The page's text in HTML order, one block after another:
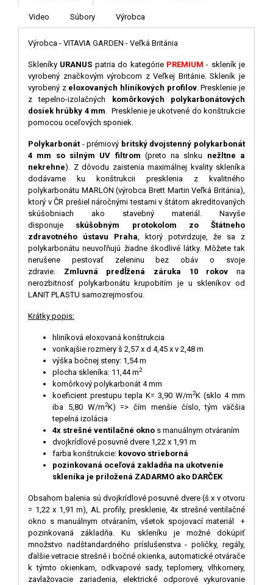
Video Súbory Výrobca
Výrobca - VITAVIA GARDEN - Veľká Británia
Skleníky URANUS patria do kategórie PREMIUM - skleník je
vyrobený značkovým výrobcom z Veľkej Británie. Skleník je
vyrobený z eloxovaných hliníkových profilov.Presklenie je
z tepelno-izolačných
komôrkových polykarbonátových
dosiek hrúbky 4 mm . Presklenie je ukotvené do konštrukcie
pomocou oceľových sponiek.
Polykarbonát - prémiový britský dvojstenný polykarbonát
4 mm so silným UV filtrom (preto na slnku nežltne a
nekrehne). Z dôvodu zaistenia maximálnej kvality skleníka
dodávame ku konštrukcii presklenia z kvalitného
polykarbonátu MARLON (výrobca Brett Martin Veľká Británia),
ktorý v ČR prešiel náročnými testami v štátom akreditovaných
skúšobniach ako stavebný materiál. Navyše
disponuje skúšobným protokolom zo Štátneho
zdravotného ústavu Praha , ktorý potvrdzuje, že sa z
polykarbonátu neuvoľňujú žiadne škodlivé látky. Môžete tak
nerušene pestovať zeleninu bez obáv o svoje
zdravie. Zmluvná predĺžená záruka 10 rokov na
nerozbitnosť polykarbonátu krupobitím je u skleníkov od
LANIT PLASTU samozrejmosťou.
Krátky popis:
hliníková eloxovaná konštrukcia
vonkajšie rozmery š 2,57 x d 4,45 x v 2,48 m
výška bočnej steny: 1,54 m
plocha skleníka: 11,44 m2
komôrkový polykarbonát 4 mm
koeficient prestupu tepla K= 3,90 W/m2K (sklo 4 mm
iba 5,80 W/m2K) => čím menšie číslo, tým väčšia
tepelná izolácia
4x strešné ventilačné okno s manuálnym otváraním
dvojkrídlové posuvné dvere 1,22 x 1,91 m
farba konštrukcie: kovovo strieborná
pozinkovaná oceľová zakladňa na ukotvenie
skleníka je priložená ZADARMO ako DARČEK
Obsahom balenia sú dvojkrídlové posuvné dvere (š x v otvoru
= 1,22 x 1,91 m), AL profily, presklenie, 4x strešné ventilačné
okno s manuálnym otváraním, všetok spojovací materiál +
pozinkovaná základňa. Ku skleníku je možné dokúpiť
množstvo nadštandardného príslušenstva - poličky, regály,
ďalšie vetracie strešné i bočné okienka, automatické otvárače
k ​​týmto okienkam, odkvapové sady, teplomery, vlhkomery,
zavlažovacie zariadenia, elektrické odporové vykurovanie